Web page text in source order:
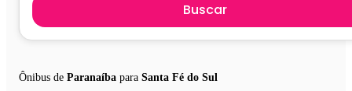
Buscar
Ônibus de Paranaíba para Santa Fé do Sul